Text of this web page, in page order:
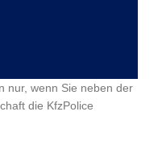
nur, wenn Sie neben der
die KfzPolice